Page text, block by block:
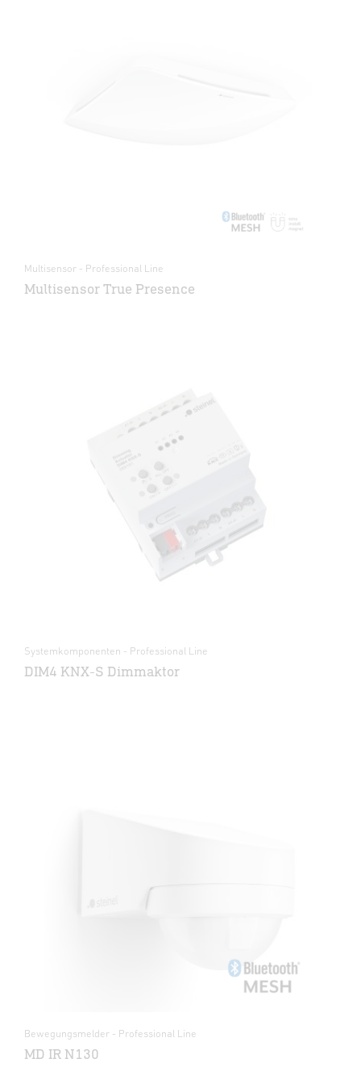
Multisensor - Professional Line
Multisensor True Presence
Systemkomponenten - Professional Line
DIM4 KNX-S Dimmaktor
Bewegungsmelder - Professional Line
MD IR N130